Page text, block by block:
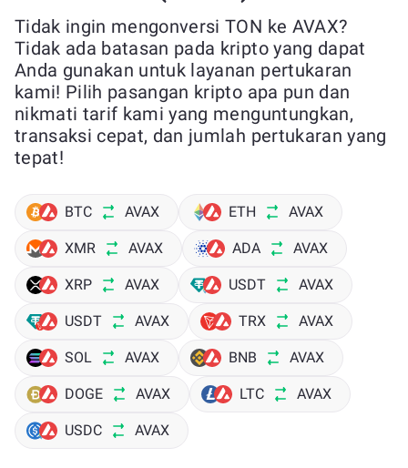
Tidak ingin mengonversi TON ke AVAX?
Tidak ada batasan pada kripto yang dapat
Anda gunakan untuk layanan pertukaran
kami! Pilih pasangan kripto apa pun dan
nikmati tarif kami yang menguntungkan,
transaksi cepat, dan jumlah pertukaran yang
tepat!
BTC AVAX ETH AVAX
XMR AVAX ADA AVAX
XRP AVAX USDT AVAX
USDT AVAX TRX AVAX
SOL AVAX BNB AVAX
DOGE AVAX LTC AVAX
USDC AVAX